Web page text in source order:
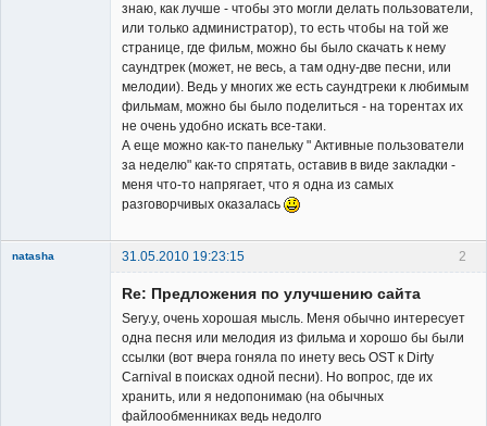
знаю, как лучше - чтобы это могли делать пользователи,
или только администратор), то есть чтобы на той же
странице, где фильм, можно бы было скачать к нему
саундтрек (может, не весь, а там одну-две песни, или
мелодии). Ведь у многих же есть саундтреки к любимым
фильмам, можно бы было поделиться - на торентах их
не очень удобно искать все-таки.
А еще можно как-то панельку " Активные пользователи
за неделю" как-то спрятать, оставив в виде закладки -
меня что-то напрягает, что я одна из самых
разговорчивых оказалась
2
natasha 31.05.2010 19:23:15
Re: Предложения по улучшению сайта
Sery.y, очень хорошая мысль. Меня обычно интересует
одна песня или мелодия из фильма и хорошо бы были
ссылки (вот вчера гоняла по инету весь OST к Dirty
Carnival в поисках одной песни). Но вопрос, где их
хранить, или я недопонимаю (на обычных
файлообменниках ведь недолго